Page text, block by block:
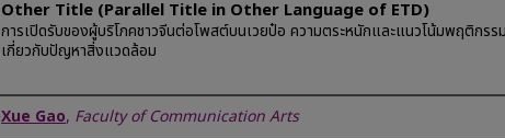
Other Title (Parallel Title in Other Language of ETD)
การเปิดรับของผู้บริโภคชาวจีนต่อโพสต์บนเวยป๋อ ความตระหนักและแนวโน้มพฤติกรรม
เกี่ยวกับปัญหาสิ่งแวดล้อม
Author
Xue Gao, Faculty of Communication Arts